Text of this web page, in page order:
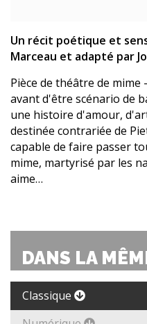
Un récit poétique et
Marceau et adapté par
Pièce de théâtre de
avant d'être scénario de
une histoire d'amour,
destinée contrariée de
capable de faire passer
mime, martyrisé par les
aime…
DANS LA
Classique